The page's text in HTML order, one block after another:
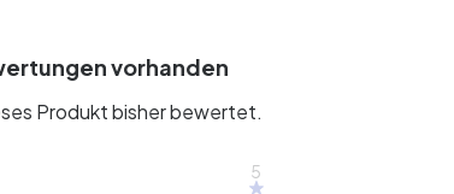
vorhanden
Produkt bisher bewertet.
5